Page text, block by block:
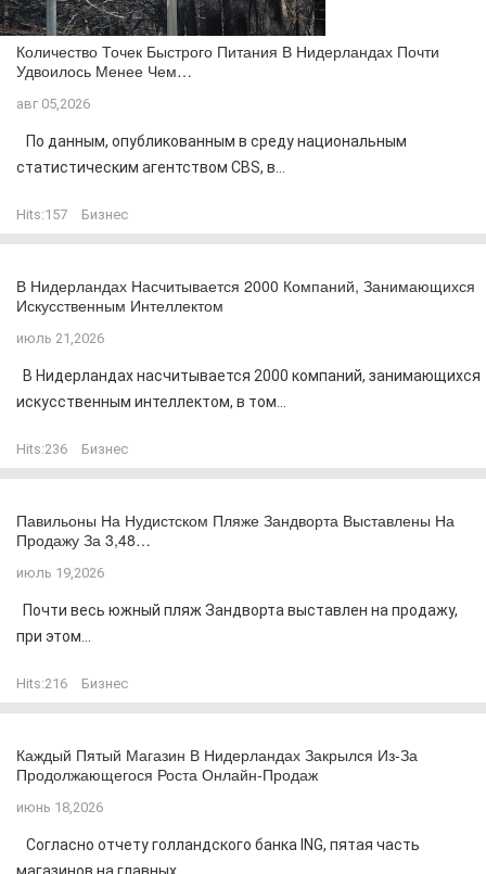
Количество Точек Быстрого Питания В Нидерландах Почти
Удвоилось Менее Чем…
авг 05,2026
По данным, опубликованным в среду национальным
статистическим агентством CBS, в...
Hits:157 Бизнес
В Нидерландах Насчитывается 2000 Компаний, Занимающихся
Искусственным Интеллектом
июль 21,2026
В Нидерландах насчитывается 2000 компаний, занимающихся
искусственным интеллектом, в том...
Hits:236 Бизнес
Павильоны На Нудистском Пляже Зандворта Выставлены На
Продажу За 3,48…
июль 19,2026
Почти весь южный пляж Зандворта выставлен на продажу,
при этом...
Hits:216 Бизнес
Каждый Пятый Магазин В Нидерландах Закрылся Из-За
Продолжающегося Роста Онлайн-Продаж
июнь 18,2026
Согласно отчету голландского банка ING, пятая часть